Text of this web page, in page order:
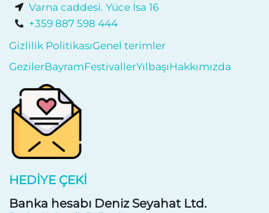
Varna caddesi. Yüce İsa 16
+359 887 598 444
Gizlilik PolitikasıGenel terimler
GezilerBayramFestivallerYılbaşı Hakkımızda
HEDIYE ÇEKI
Banka hesabı Deniz Seyahat Ltd.